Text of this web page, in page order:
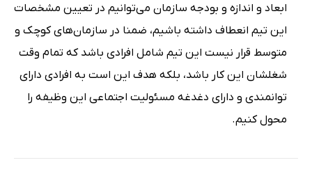
ابعاد و اندازه و بودجه سازمان می‌توانیم در تعیین مشخصات
این تیم انعطاف داشته باشیم، ضمنا در سازمان‌های کوچک و
متوسط قرار نیست این تیم شامل افرادی باشد که تمام وقت
شغلشان این کار باشد، بلکه هدف این است به افرادی دارای
توانمندی و دارای دغدغه مسئولیت اجتماعی این وظیفه را
محول کنیم.